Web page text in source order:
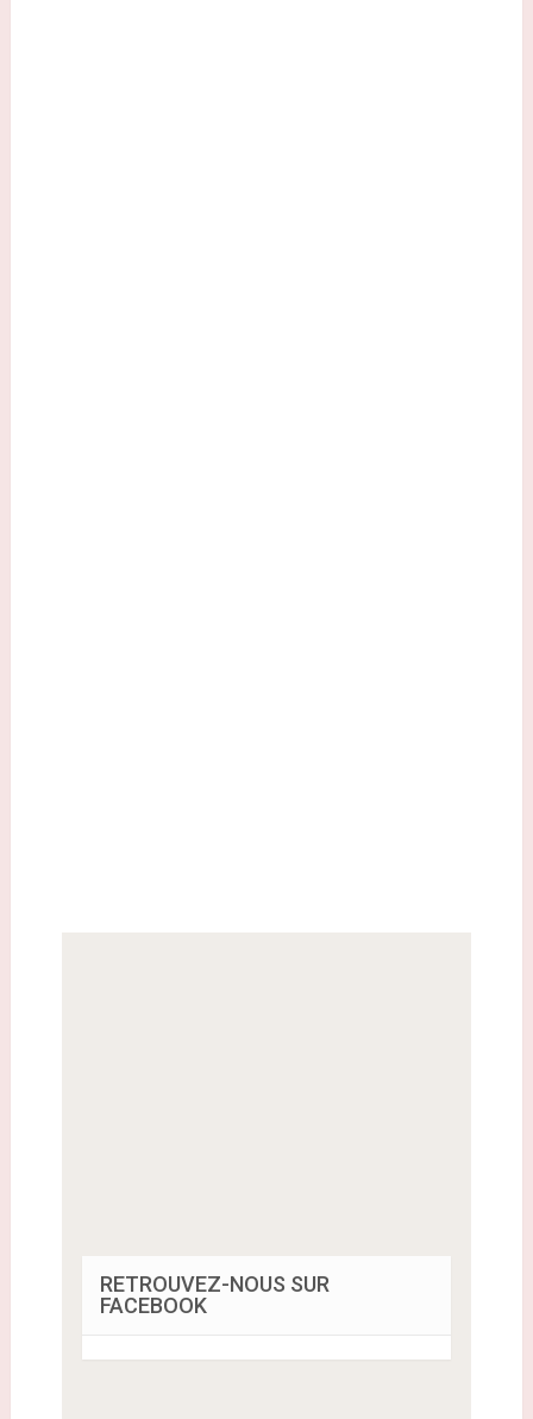
RETROUVEZ-NOUS SUR
FACEBOOK